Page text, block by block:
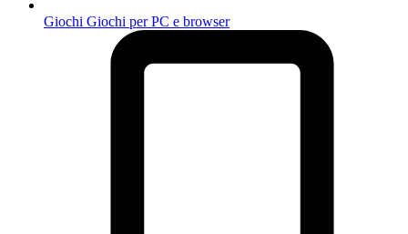
Giochi Giochi per PC e browser